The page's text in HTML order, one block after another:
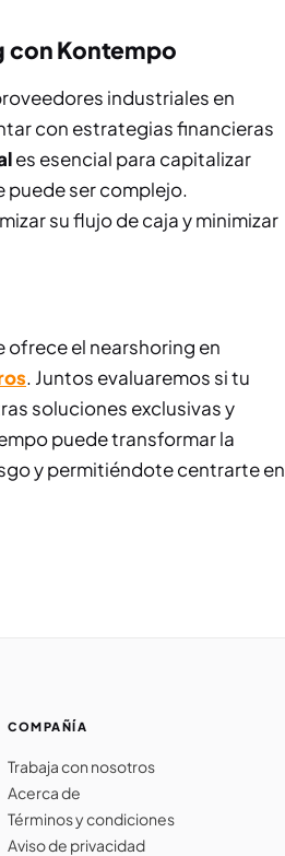
con Kontempo
industriales en
con estrategias financieras
es esencial para capitalizar
ser complejo.
su flujo de caja y minimizar
ofrece el nearshoring en
. Juntos evaluaremos si tu
soluciones exclusivas y
puede transformar la
y permitiéndote centrarte en
COMPAÑÍA
Trabaja con nosotros
Acerca de
Términos y condiciones
Aviso de privacidad